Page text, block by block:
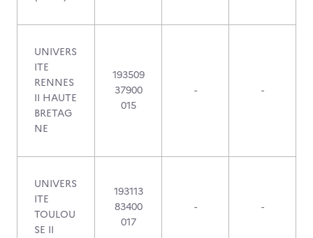
UNIVERS
ITE
RENNES
II HAUTE
BRETAG
NE
193509
37900
015
- -
UNIVERS
ITE
TOULOU
SE II
193113
83400
017
- -